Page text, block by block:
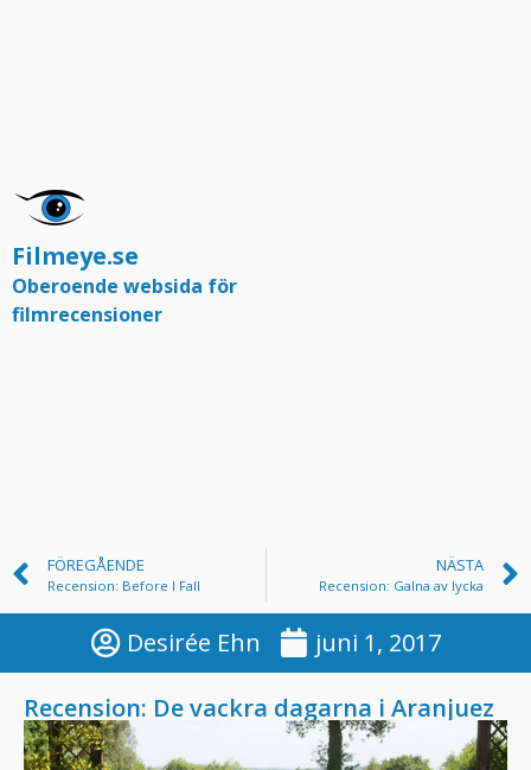
Filmeye.se
Oberoende websida för
filmrecensioner
FÖREGÅENDE
Recension: Before I Fall
NÄSTA
Recension: Galna av lycka
Desirée Ehn juni 1, 2017
Recension: De vackra dagarna i Aranjuez